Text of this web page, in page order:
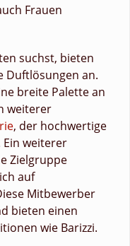
Frauen
suchst, bieten
Duftlösungen an.
breite Palette an
weiterer
, der hochwertige
weiterer
Zielgruppe
auf
Mitbewerber
bieten einen
wie Barizzi.